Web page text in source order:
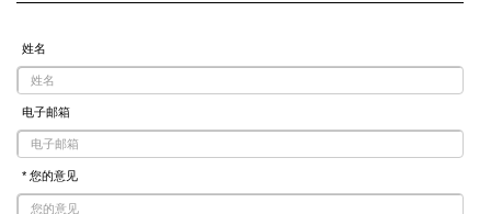
姓名
电子邮箱
* 您的意见